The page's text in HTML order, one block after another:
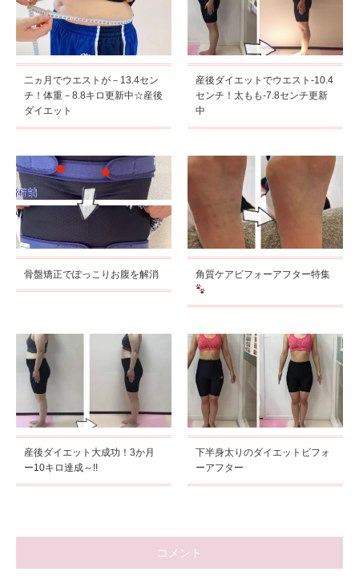
二ヵ月でウエストが－13.4セン
チ！体重－8.8キロ更新中☆産後
ダイエット
産後ダイエットでウエスト-10.4
センチ！太もも-7.8センチ更新
中
骨盤矯正でぽっこりお腹を解消 角質ケアビフォーアフター特集
産後ダイエット大成功！3か月
ー10キロ達成～!!
下半身太りのダイエットビフォ
ーアフター
コメント